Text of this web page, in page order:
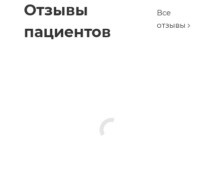
Отзывы
пациентов
Все
отзывы